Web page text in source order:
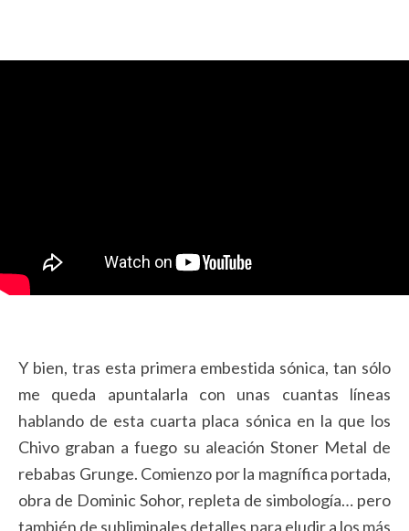
Y bien, tras esta primera embestida sónica, tan sólo
me queda apuntalarla con unas cuantas líneas
hablando de esta cuarta placa sónica en la que los
Chivo graban a fuego su aleación Stoner Metal de
rebabas Grunge. Comienzo por la magnífica portada,
obra de Dominic Sohor, repleta de simbología… pero
también de subliminales detalles para eludir a los más